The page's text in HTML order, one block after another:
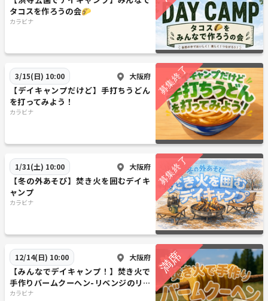
タコスを作ろうの会🌮
カラビナ
3/15(日) 10:00 大阪府
【デイキャンプだけど】手打ちうどん
を打ってみよう！
カラビナ
1/31(土) 10:00 大阪府
【冬の外あそび】焚き火を囲むデイキ
ャンプ
カラビナ
12/14(日) 10:00 大阪府
【みんなでデイキャンプ！】焚き火で
手作りバームクーヘン-リベンジのリベ
ンジ！
カラビナ